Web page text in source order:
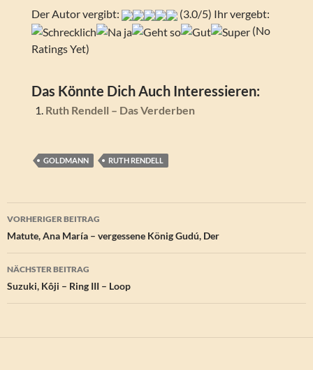
Der Autor vergibt:
(3.0/5) Ihr vergebt:
(No
Ratings Yet)
Das Könnte Dich Auch Interessieren:
Ruth Rendell – Das Verderben
GOLDMANN RUTH RENDELL
Beitragsnavigation
VORHERIGER BEITRAG
Matute, Ana María – vergessene König Gudú, Der
NÄCHSTER BEITRAG
Suzuki, Kôji – Ring III – Loop